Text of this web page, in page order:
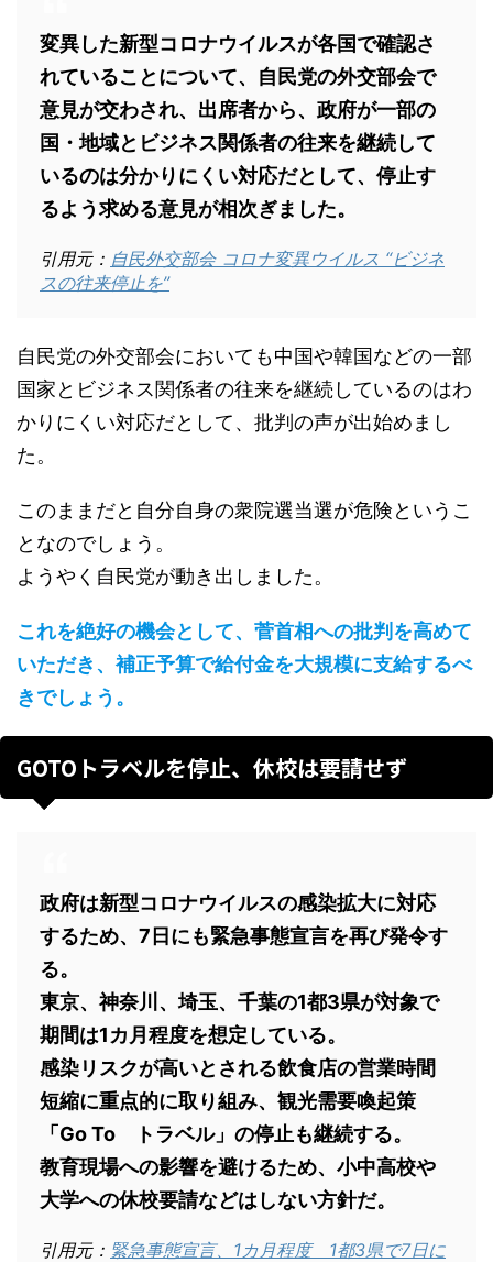
変異した新型コロナウイルスが各国で確認さ
れていることについて、自民党の外交部会で
意見が交わされ、出席者から、政府が一部の
国・地域とビジネス関係者の往来を継続して
いるのは分かりにくい対応だとして、停止す
るよう求める意見が相次ぎました。
引用元： 自民外交部会 コロナ変異ウイルス “ビジネ
スの往来停止を”
自民党の外交部会においても中国や韓国などの一部
国家とビジネス関係者の往来を継続しているのはわ
かりにくい対応だとして、批判の声が出始めまし
た。
このままだと自分自身の衆院選当選が危険というこ
となのでしょう。
ようやく自民党が動き出しました。
これを絶好の機会として、菅首相への批判を高めて
いただき、補正予算で給付金を大規模に支給するべ
きでしょう。
GOTOトラベルを停止、休校は要請せず
政府は新型コロナウイルスの感染拡大に対応
するため、7日にも緊急事態宣言を再び発令す
る。
東京、神奈川、埼玉、千葉の1都3県が対象で
期間は1カ月程度を想定している。
感染リスクが高いとされる飲食店の営業時間
短縮に重点的に取り組み、観光需要喚起策
「Go To トラベル」の停止も継続する。
教育現場への影響を避けるため、小中高校や
大学への休校要請などはしない方針だ。
引用元： 緊急事態宣言、1カ月程度 1都3県で7日に